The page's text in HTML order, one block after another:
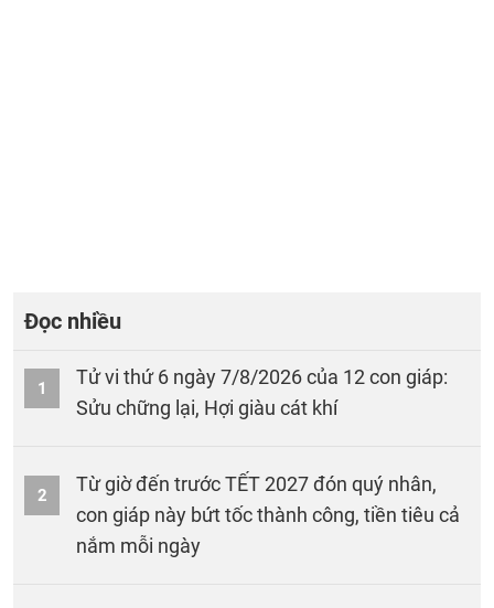
Đọc nhiều
1
Tử vi thứ 6 ngày 7/8/2026 của 12 con giáp:
Sửu chững lại, Hợi giàu cát khí
2
Từ giờ đến trước TẾT 2027 đón quý nhân,
con giáp này bứt tốc thành công, tiền tiêu cả
nắm mỗi ngày